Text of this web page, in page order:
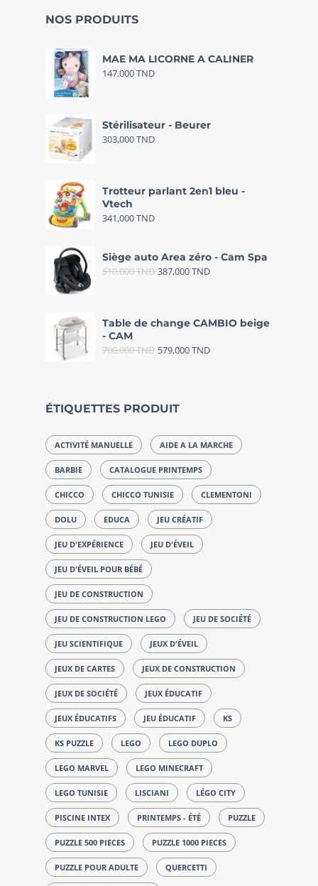
NOS PRODUITS
MAE MA LICORNE A CALINER
147,000TND
Stérilisateur - Beurer
303,000TND
Trotteur parlant 2en1 bleu -
Vtech
341,000TND
Siège auto Area zéro - Cam Spa
510,000TND 387,000TND
Table de change CAMBIO beige
- CAM
700,000TND 579,000TND
ÉTIQUETTES PRODUIT
ACTIVITÉ MANUELLE AIDE A LA MARCHE
BARBIE CATALOGUE PRINTEMPS
CHICCO CHICCO TUNISIE CLEMENTONI
DOLU EDUCA JEU CRÉATIF
JEU D'EXPÉRIENCE JEU D'ÉVEIL
JEU D'ÉVEIL POUR BÉBÉ
JEU DE CONSTRUCTION
JEU DE CONSTRUCTION LEGO JEU DE SOCIÉTÉ
JEU SCIENTIFIQUE JEUX D'ÉVEIL
JEUX DE CARTES JEUX DE CONSTRUCTION
JEUX DE SOCIÉTÉ JEUX ÉDUCATIF
JEUX ÉDUCATIFS JEU ÉDUCATIF KS
KS PUZZLE LEGO LEGO DUPLO
LEGO MARVEL LEGO MINECRAFT
LEGO TUNISIE LISCIANI LÉGO CITY
PISCINE INTEX PRINTEMPS - ÉTÉ PUZZLE
PUZZLE 500 PIECES PUZZLE 1000 PIECES
PUZZLE POUR ADULTE QUERCETTI